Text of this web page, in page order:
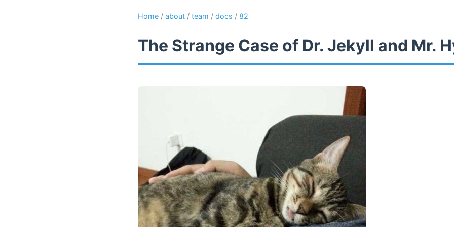
Home / about / team / docs / 82
The Strange Case of Dr. Jekyll and Mr.